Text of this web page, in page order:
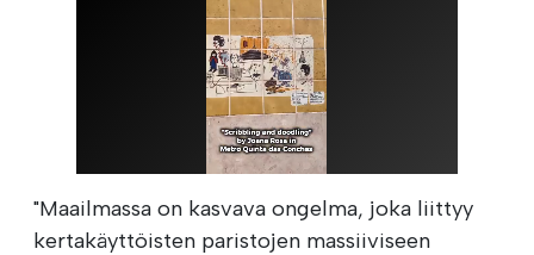
"Maailmassa on kasvava ongelma, joka liittyy
kertakäyttöisten paristojen massiiviseen